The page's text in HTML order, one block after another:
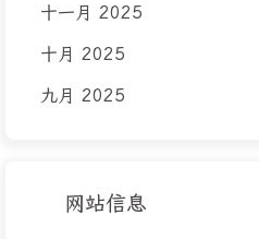
十一月 2025
十月 2025
九月 2025
网站信息